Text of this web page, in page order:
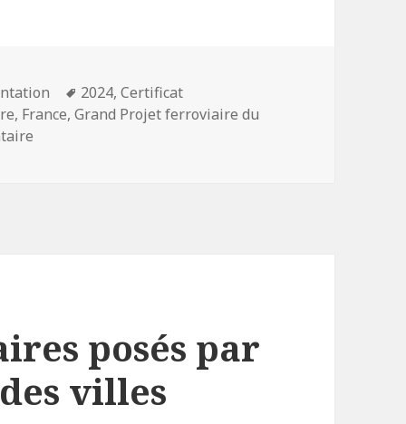
Mots-
clés
2024,Certificat
, France,Grand Projet ferroviaire du
posés par
villes